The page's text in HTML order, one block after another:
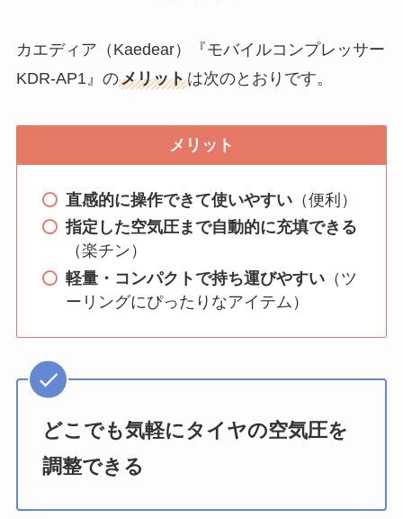
カエディア（Kaedear）『モバイルコンプレッサー
KDR-AP1』のメリットは次のとおりです。
メリット
直感的に操作できて使いやすい（便利）
指定した空気圧まで自動的に充填できる
（楽チン）
軽量・コンパクトで持ち運びやすい（ツ
ーリングにぴったりなアイテム）
どこでも気軽にタイヤの空気圧を
調整できる